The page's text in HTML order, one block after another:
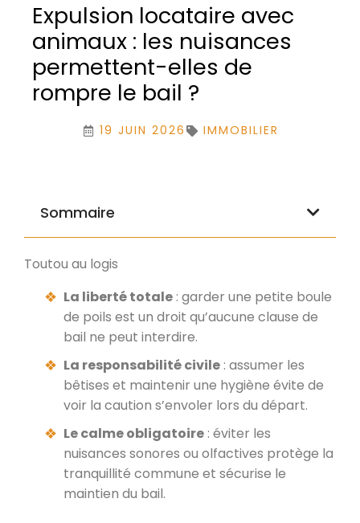
Expulsion locataire avec
animaux : les nuisances
permettent-elles de
rompre le bail ?
19 JUIN 2026 IMMOBILIER
Sommaire
Toutou au logis
La liberté totale : garder une petite boule
de poils est un droit qu’aucune clause de
bail ne peut interdire.
La responsabilité civile : assumer les
bêtises et maintenir une hygiène évite de
voir la caution s’envoler lors du départ.
Le calme obligatoire : éviter les
nuisances sonores ou olfactives protège la
tranquillité commune et sécurise le
maintien du bail.